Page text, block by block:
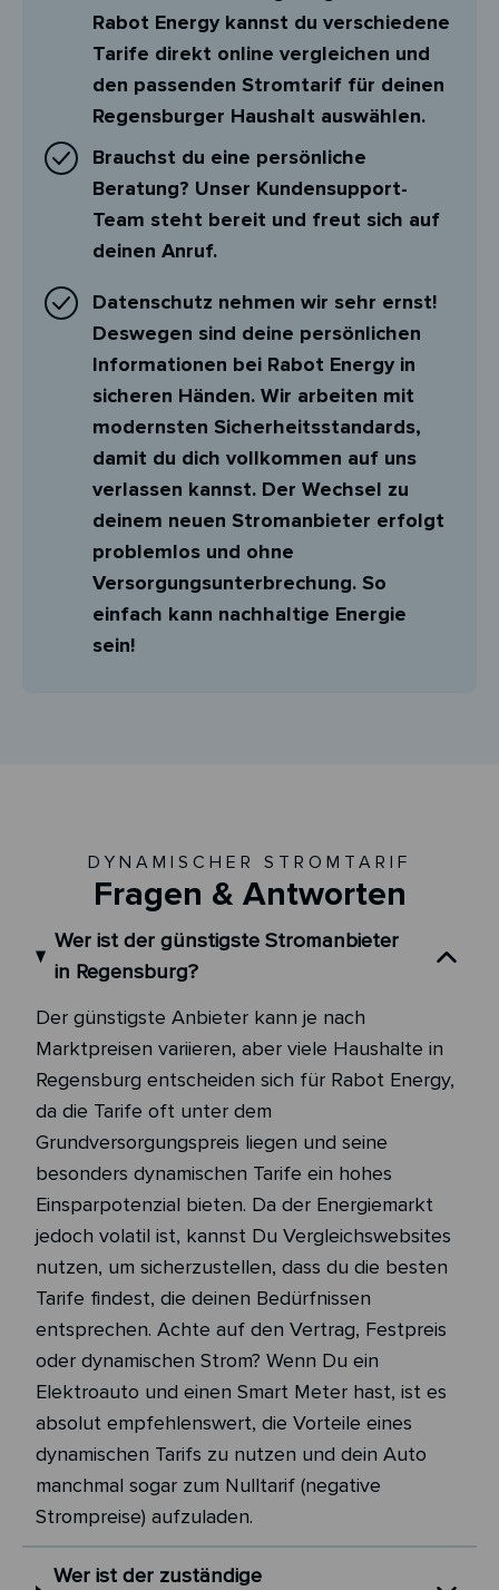
Rabot Energy kannst du verschiedene
Tarife direkt online vergleichen und
den passenden Stromtarif für deinen
Regensburger Haushalt auswählen.
Brauchst du eine persönliche
Beratung? Unser Kundensupport-
Team steht bereit und freut sich auf
deinen Anruf.
Datenschutz nehmen wir sehr ernst!
Deswegen sind deine persönlichen
Informationen bei Rabot Energy in
sicheren Händen. Wir arbeiten mit
modernsten Sicherheitsstandards,
damit du dich vollkommen auf uns
verlassen kannst. Der Wechsel zu
deinem neuen Stromanbieter erfolgt
problemlos und ohne
Versorgungsunterbrechung. So
einfach kann nachhaltige Energie
sein!
DYNAMISCHER STROMTARIF
Fragen & Antworten
Wer ist der günstigste Stromanbieter
in Regensburg?
Der günstigste Anbieter kann je nach
Marktpreisen variieren, aber viele Haushalte in
Regensburg entscheiden sich für Rabot Energy,
da die Tarife oft unter dem
Grundversorgungspreis liegen und seine
besonders dynamischen Tarife ein hohes
Einsparpotenzial bieten. Da der Energiemarkt
jedoch volatil ist, kannst Du Vergleichswebsites
nutzen, um sicherzustellen, dass du die besten
Tarife findest, die deinen Bedürfnissen
entsprechen. Achte auf den Vertrag, Festpreis
oder dynamischen Strom? Wenn Du ein
Elektroauto und einen Smart Meter hast, ist es
absolut empfehlenswert, die Vorteile eines
dynamischen Tarifs zu nutzen und dein Auto
manchmal sogar zum Nulltarif (negative
Strompreise) aufzuladen.
Wer ist der zuständige